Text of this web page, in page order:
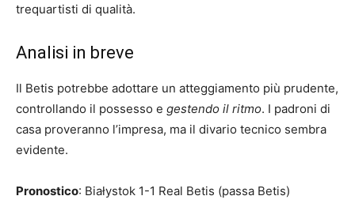
trequartisti di qualità.
Analisi in breve
Il Betis potrebbe adottare un atteggiamento più prudente,
controllando il possesso e gestendo il ritmo. I padroni di
casa proveranno l’impresa, ma il divario tecnico sembra
evidente.
Pronostico: Białystok 1-1 Real Betis (passa Betis)